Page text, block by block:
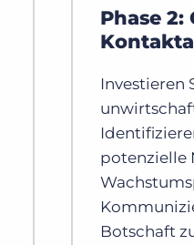
Phase 2:
Investieren
potenzielle
Botschaft